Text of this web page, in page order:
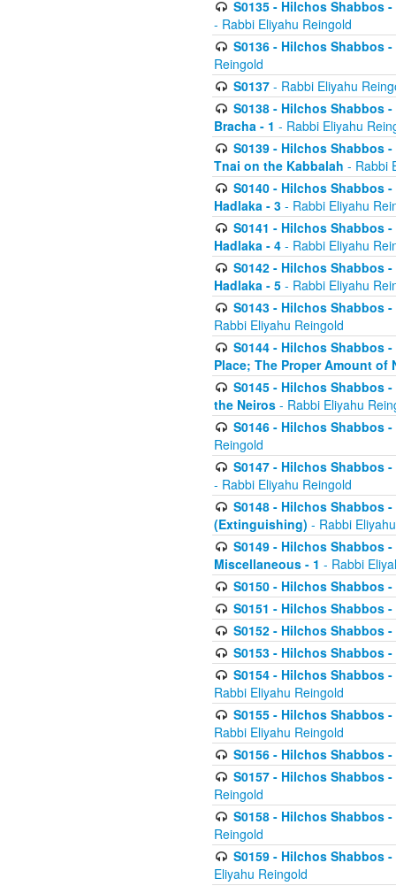
S0135 - Hilchos Shabbos
- Rabbi Eliyahu Reingold
S0136 - Hilchos Shabbos
Reingold
S0137- Rabbi Eliyahu
S0138 - Hilchos Shabbos
Bracha - 1 - Rabbi Eliyahu
S0139 - Hilchos Shabbos
Tnai on the Kabbalah - Rabbi
S0140 - Hilchos Shabbos
Hadlaka - 3 - Rabbi Eliyahu
S0141 - Hilchos Shabbos
Hadlaka - 4 - Rabbi Eliyahu
S0142 - Hilchos Shabbos
Hadlaka - 5 - Rabbi Eliyahu
S0143 - Hilchos Shabbos
Rabbi Eliyahu Reingold
S0144 - Hilchos Shabbos
Place; The Proper Amount of
S0145 - Hilchos Shabbos
the Neiros - Rabbi Eliyahu
S0146 - Hilchos Shabbos
Reingold
S0147 - Hilchos Shabbos
- Rabbi Eliyahu Reingold
S0148 - Hilchos Shabbos
(Extinguishing) - Rabbi
S0149 - Hilchos Shabbos
Miscellaneous - 1 - Rabbi
S0150 - Hilchos Shabbos
S0151 - Hilchos Shabbos
S0152 - Hilchos Shabbos
S0153 - Hilchos Shabbos
S0154 - Hilchos Shabbos
Rabbi Eliyahu Reingold
S0155 - Hilchos Shabbos
Rabbi Eliyahu Reingold
S0156 - Hilchos Shabbos
S0157 - Hilchos Shabbos
Reingold
S0158 - Hilchos Shabbos
Reingold
S0159 - Hilchos Shabbos
Eliyahu Reingold